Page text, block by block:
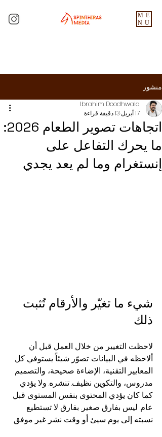
ME
NU
منشور
اتجاهات تصوير الطعام 2026:
ما يحرك التفاعل على
إنستغرام وما لم يعد يجدي
Ibrahim Doodhwala
17 أبريل
13 دقيقة قراءة
شيء ما تغيّر والأرقام تُثبت
ذلك
لاحظت التغيير من خلال العمل قبل أن
ألاحظه في البيانات. تصوّر شيئاً يستوفي كل
المعايير التقنية، الإضاءة صحيحة، والتصميم
مدروس، والتكوين نظيف. تنشره. ولا يؤدي
كما كان يؤدي المحتوى بنفس المستوى قبل
عام. ليس بفارق صغير. بفارق لا تستطيع
نسبته إلى يوم سيئ أو وقت نشر غير موفق.